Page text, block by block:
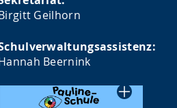
Geilhorn
Beernink